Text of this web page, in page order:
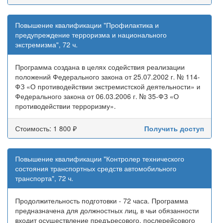
Повышение квалификации "Профилактика и
предупреждение терроризма и национального
экстремизма", 72 ч.
Программа создана в целях содействия реализации
положений Федерального закона от 25.07.2002 г. № 114-
ФЗ «О противодействии экстремистской деятельности» и
Федерального закона от 06.03.2006 г. № 35-ФЗ «О
противодействии терроризму».
Стоимость: 1 800 ₽ Получить доступ
Повышение квалификации "Контролер технического
состояния транспортных средств автомобильного
транспорта", 72 ч.
Продолжительность подготовки - 72 часа. Программа
предназначена для должностных лиц, в чьи обязанности
входит осуществление предъресового, послерейсового